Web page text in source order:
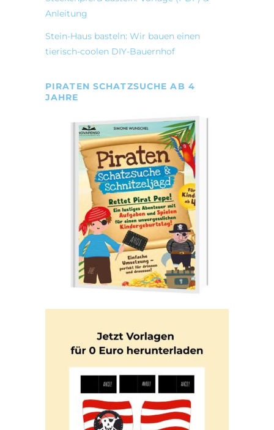
Anleitung
Stein-Haus basteln: Wir bauen einen
tierisch-coolen DIY-Bauernhof
PIRATEN SCHATZSUCHE AB 4
JAHRE